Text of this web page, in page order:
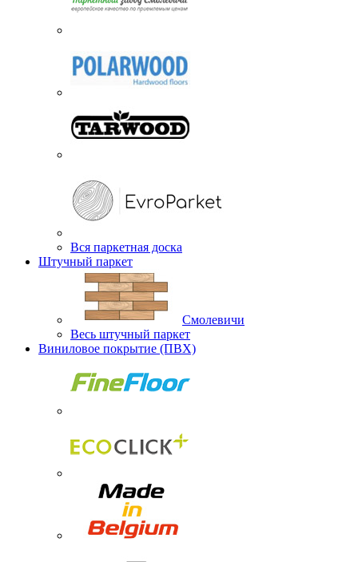
Вся паркетная доска
Штучный паркет
Смолевичи
Весь штучный паркет
Виниловое покрытие (ПВХ)